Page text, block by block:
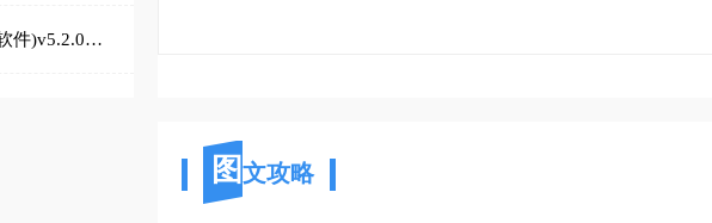
锋云秒播香吻版(电视直播软件)v5.2.0 安卓版
图文攻略